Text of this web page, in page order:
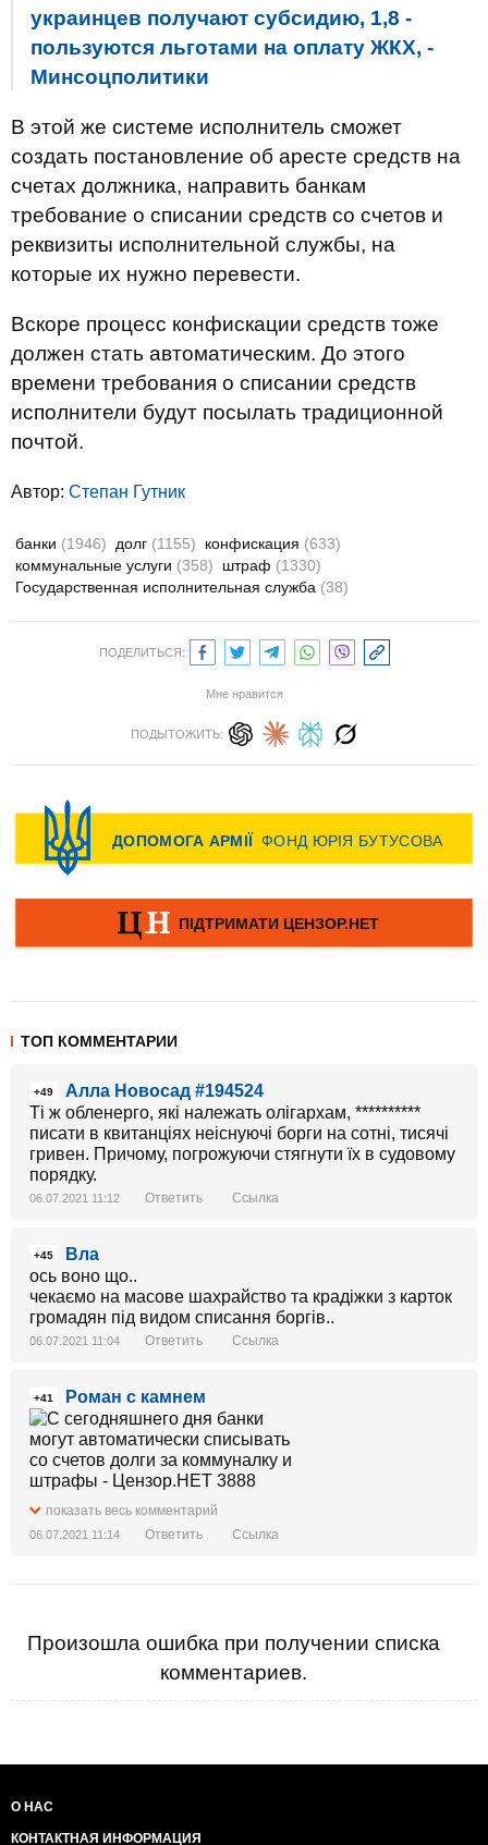
украинцев получают субсидию, 1,8 -
пользуются льготами на оплату ЖКХ, -
Минсоцполитики
В этой же системе исполнитель сможет
создать постановление об аресте средств на
счетах должника, направить банкам
требование о списании средств со счетов и
реквизиты исполнительной службы, на
которые их нужно перевести.
Вскоре процесс конфискации средств тоже
должен стать автоматическим. До этого
времени требования о списании средств
исполнители будут посылать традиционной
почтой.
Автор: Степан Гутник
банки (1946) долг (1155) конфискация (633)
коммунальные услуги (358) штраф (1330)
Государственная исполнительная служба (38)
ПОДЕЛИТЬСЯ:
Мне нравится
ПОДЫТОЖИТЬ:
ТОП КОММЕНТАРИИ
+49
Алла Новосад #194524
Ті ж обленерго, які належать олігархам, **********
писати в квитанціях неіснуючі борги на сотні, тисячі
гривен. Причому, погрожуючи стягнути їх в судовому
порядку.
06.07.2021 11:12 Ответить Ссылка
+45
Вла
ось воно що..
чекаємо на масове шахрайство та крадіжки з карток
громадян під видом списання боргів..
06.07.2021 11:04 Ответить Ссылка
+41 Роман с камнем
показать весь комментарий
06.07.2021 11:14 Ответить Ссылка
Произошла ошибка при получении списка
комментариев.
О НАС
КОНТАКТНАЯ ИНФОРМАЦИЯ